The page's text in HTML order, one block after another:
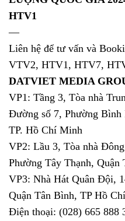
HTV1
—
Liên hệ để tư vấn và
VTV2, HTV1, HTV7,
DATVIET MEDIA
VP1: Tầng 3, Tòa nhà
Đường số 7, Phường Bình
TP. Hồ Chí Minh
VP2: Lầu 3, Tòa nhà
Phường Tây Thạnh,
VP3: Nhà Hát Quân Đội,
Quận Tân Bình, TP Hồ
Điện thoại: (028) 665 888